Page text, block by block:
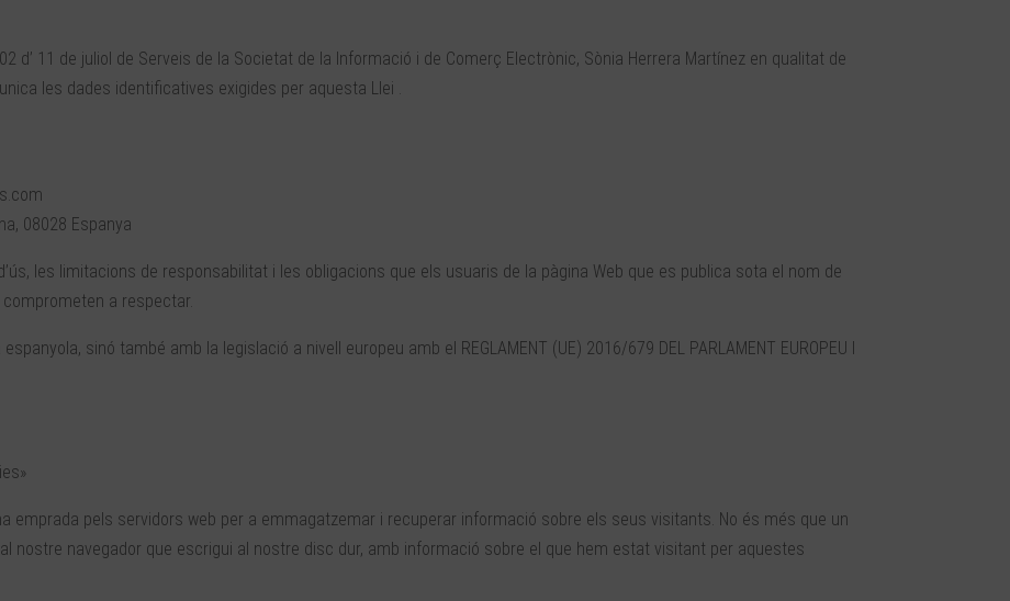
d’ 11 de juliol de Serveis de la Societat de la Informació i de Comerç Electrònic, Sònia Herrera Martínez en qualitat de
les dades identificatives exigides per aquesta Llei .
​​08028 Espanya
les limitacions de responsabilitat i les obligacions que els usuaris de la pàgina Web que es publica sota el nom de
a respectar.
sinó també amb la legislació a nivell europeu amb el REGLAMENT (UE) 2016/679 DEL PARLAMENT EUROPEU I
emprada pels servidors web per a emmagatzemar i recuperar informació sobre els seus visitants. No és més que un
nostre navegador que escrigui al nostre disc dur, amb informació sobre el que hem estat visitant per aquestes